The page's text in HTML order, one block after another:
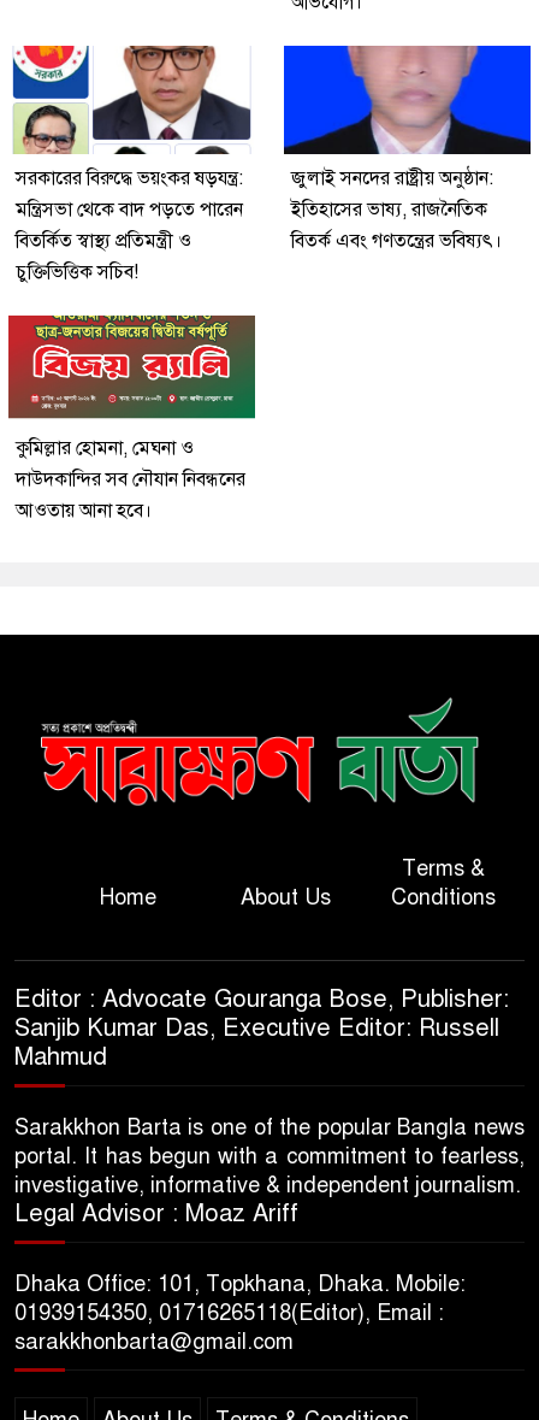
সরকারের বিরুদ্ধে ভয়ংকর ষড়যন্ত্র:
মন্ত্রিসভা থেকে বাদ পড়তে পারেন
বিতর্কিত স্বাস্থ্য প্রতিমন্ত্রী ও
চুক্তিভিত্তিক সচিব!
জুলাই সনদের রাষ্ট্রীয় অনুষ্ঠান:
ইতিহাসের ভাষ্য, রাজনৈতিক
বিতর্ক এবং গণতন্ত্রের ভবিষ্যৎ।
কুমিল্লার হোমনা, মেঘনা ও
দাউদকান্দির সব নৌযান নিবন্ধনের
আওতায় আনা হবে।
Home About Us
Terms &
Conditions
Editor : Advocate Gouranga Bose, Publisher:
Sanjib Kumar Das, Executive Editor: Russell
Mahmud
Sarakkhon Barta is one of the popular Bangla news
portal. It has begun with a commitment to fearless,
investigative, informative & independent journalism.
Legal Advisor : Moaz Ariff
Dhaka Office: 101, Topkhana, Dhaka. Mobile:
01939154350, 01716265118(Editor), Email :
sarakkhonbarta@gmail.com